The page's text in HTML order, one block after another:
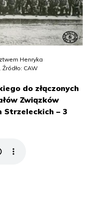
Henryka
CAW
do złączonych
Związków
Strzeleckich – 3